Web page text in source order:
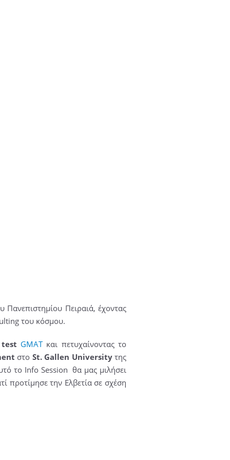
Πανεπιστημίου Πειραιά, έχοντας
του κόσμου.
test GMAT και πετυχαίνοντας το
στο St. Gallen Universityτης
το Info Session θα μας μιλήσει
προτίμησε την Ελβετία σε σχέση